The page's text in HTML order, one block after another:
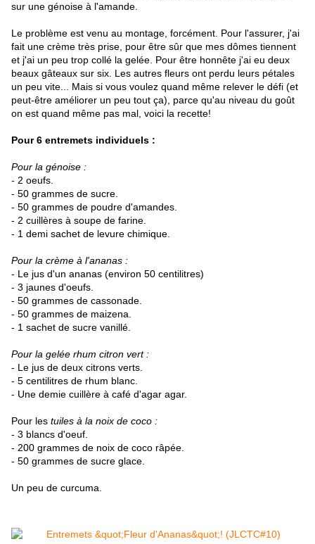
sur une génoise à l'amande.
Le problème est venu au montage, forcément. Pour l'assurer, j'ai
fait une crème très prise, pour être sûr que mes dômes tiennent
et j'ai un peu trop collé la gelée. Pour être honnête j'ai eu deux
beaux gâteaux sur six. Les autres fleurs ont perdu leurs pétales
un peu vite... Mais si vous voulez quand même relever le défi (et
peut-être améliorer un peu tout ça), parce qu'au niveau du goût
on est quand même pas mal, voici la recette!
Pour 6 entremets individuels :
Pour la génoise :
- 2 oeufs.
- 50 grammes de sucre.
- 50 grammes de poudre d'amandes.
- 2 cuillères à soupe de farine.
- 1 demi sachet de levure chimique.
Pour la crème à l'ananas :
- Le jus d'un ananas (environ 50 centilitres)
- 3 jaunes d'oeufs.
- 50 grammes de cassonade.
- 50 grammes de maizena.
- 1 sachet de sucre vanillé.
Pour la gelée rhum citron vert :
- Le jus de deux citrons verts.
- 5 centilitres de rhum blanc.
- Une demie cuillère à café d'agar agar.
Pour les tuiles à la noix de coco :
- 3 blancs d'oeuf.
- 200 grammes de noix de coco râpée.
- 50 grammes de sucre glace.
Un peu de curcuma.